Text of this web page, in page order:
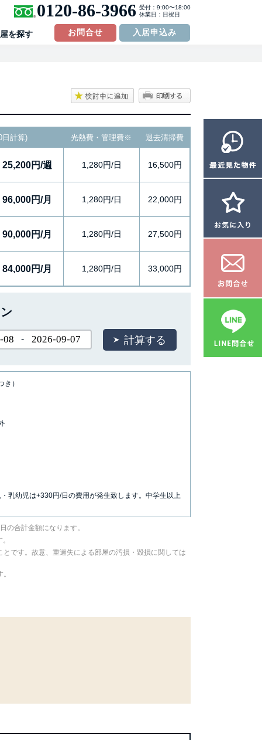
0120-86-3966 受付：9:00〜18:00
休業日：日祝日
を探す お問合せ 入居申込み
日計算) 光熱費・管理費※ 退去清掃費
25,200円/週 1,280円/日 16,500円
96,000円/月 1,280円/日 22,000円
90,000円/月 1,280円/日 27,500円
84,000円/月 1,280円/日 33,000円
-
）
乳幼児は+330円/日の費用が発生致します。中学生以上
の合計金額になります。
です。故意、重過失による部屋の汚損・毀損に関しては